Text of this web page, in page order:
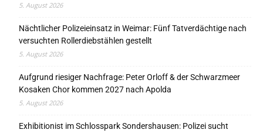
5. August 2026
Nächtlicher Polizeieinsatz in Weimar: Fünf Tatverdächtige nach
versuchten Rollerdiebstählen gestellt
5. August 2026
Aufgrund riesiger Nachfrage: Peter Orloff & der Schwarzmeer
Kosaken Chor kommen 2027 nach Apolda
5. August 2026
Exhibitionist im Schlosspark Sondershausen: Polizei sucht